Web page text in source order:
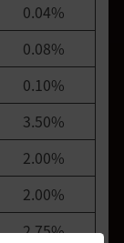
0.04%
0.08%
0.10%
3.50%
2.00%
2.00%
2.75%